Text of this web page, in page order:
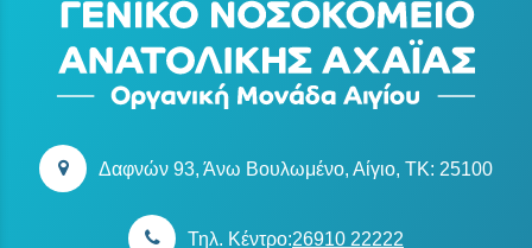
Δαφνών 93, Άνω Βουλωμένο, Αίγιο, TK: 25100
Τηλ. Κέντρο:26910 22222